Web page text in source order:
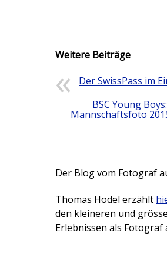
Weitere Beiträge
Der SwissPass im
BSC Young
Mannschaftsfoto
Der Blog vom Fotograf
Thomas Hodel erzählt
den kleineren und
Erlebnissen als Fotograf